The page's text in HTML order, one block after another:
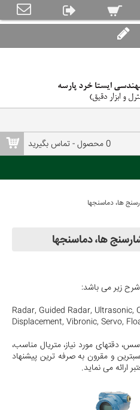
0 محصول - تماس بگیرید
ها، دماسنجها
ها، دماسنجها
زیر می باشد:
Radar, Guided Radar, Ultrasonic,
Displacement, Vibronic, Servo,
دقتهای مورد نیاز، متریال مناسب،
و مقرون به صرفه ترین پیشنهاد
ارائه می نماید.